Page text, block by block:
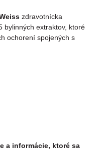
zdravotnícka
bylinných extraktov, ktoré
ochorení spojených s
a informácie, ktoré sa